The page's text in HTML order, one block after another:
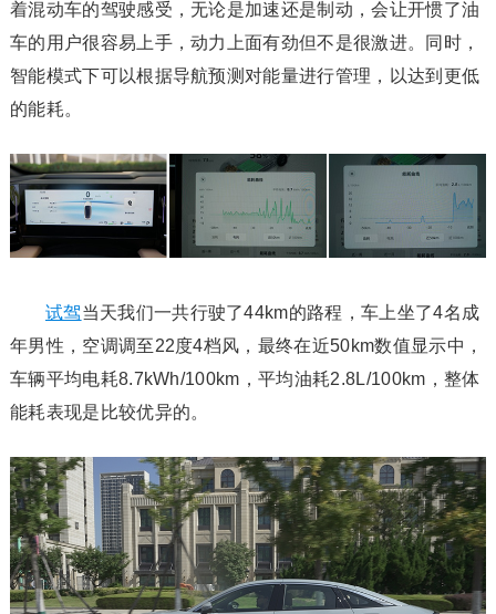
着混动车的驾驶感受，无论是加速还是制动，会让开惯了油
车的用户很容易上手，动力上面有劲但不是很激进。同时，
智能模式下可以根据导航预测对能量进行管理，以达到更低
的能耗。
试驾当天我们一共行驶了44km的路程，车上坐了4名成
年男性，空调调至22度4档风，最终在近50km数值显示中，
车辆平均电耗8.7kWh/100km，平均油耗2.8L/100km，整体
能耗表现是比较优异的。